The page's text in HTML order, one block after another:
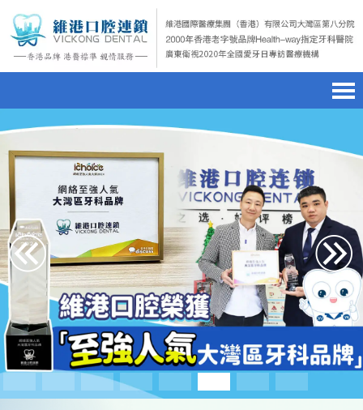
首頁home page
醫院簡介hospital introduction
醫生介紹doctor introduction
醫療新聞 medical news
種植牙dental implant
箍牙orthodontics
收費標準charge standard
預約牙醫contact us
澳門電話預約
微信預約
WhatsApp預約